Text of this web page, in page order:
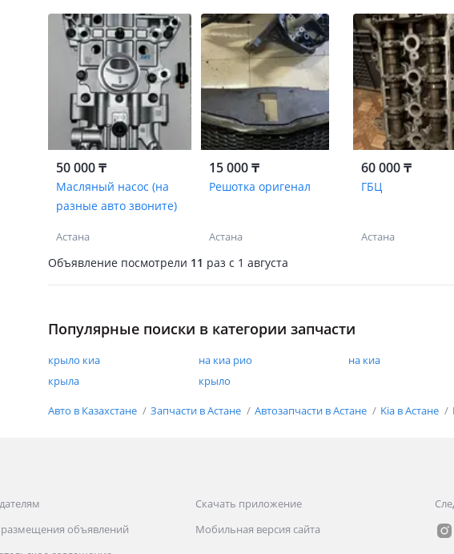
50 000 ₸
Масляный насос (на
разные авто звоните)
Астана
15 000 ₸
Решотка оригенал
Астана
60 000 ₸
ГБЦ
Астана
Объявление посмотрели 11 раз c 1 августа
Популярные поиски в категории запчасти
крыло киа на киа рио на киа
крыла
крыло
Авто в Казахстане Запчасти в Астане Автозапчасти в Астане Kia в Астане
объявлений
Скачать приложение
Мобильная версия сайта